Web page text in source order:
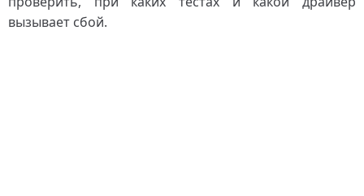
вызывает сбой.